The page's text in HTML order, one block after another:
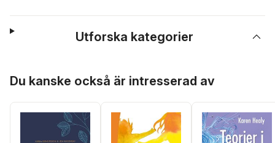
Utforska kategorier
Du kanske också är intresserad av